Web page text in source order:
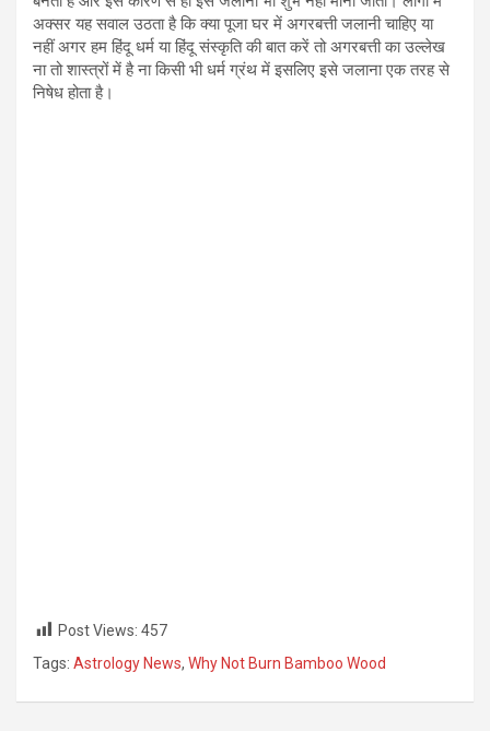
अक्सर यह सवाल उठता है कि क्या पूजा घर में अगरबत्ती जलानी चाहिए या
नहीं अगर हम हिंदू धर्म या हिंदू संस्कृति की बात करें तो अगरबत्ती का उल्लेख
ना तो शास्त्रों में है ना किसी भी धर्म ग्रंथ में इसलिए इसे जलाना एक तरह से
निषेध होता है।
Post Views: 457
Tags: Astrology News, Why Not Burn Bamboo Wood